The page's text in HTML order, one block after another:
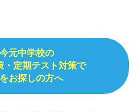
今元中学校の
・定期テスト対策で
お探しの方へ